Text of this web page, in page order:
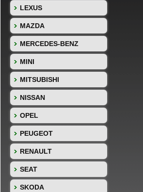
LEXUS
MAZDA
MERCEDES-BENZ
MINI
MITSUBISHI
NISSAN
OPEL
PEUGEOT
RENAULT
SEAT
SKODA